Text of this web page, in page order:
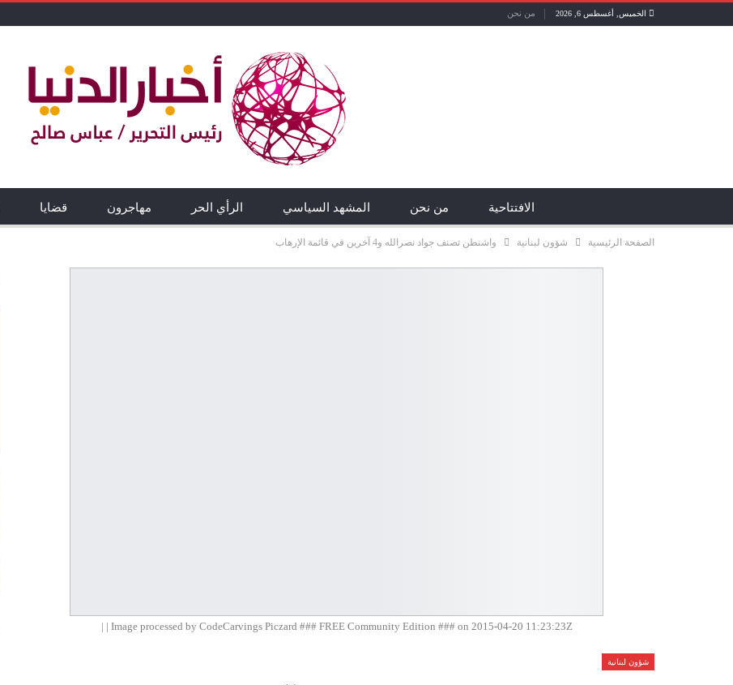
الخميس, أغسطس 6, 2026 من نحن
الافتتاحية من نحن المشهد السياسي الرأي الحر مهاجرون قضايا
الصفحة الرئيسية شؤون لبنانية واشنطن تصنف جواد نصرالله و4 آخرين في قائمة الإرهاب
Image processed by CodeCarvings Piczard ### FREE Community Edition ### on 2015-04-20 11:23:23Z | |
شؤون لبنانية